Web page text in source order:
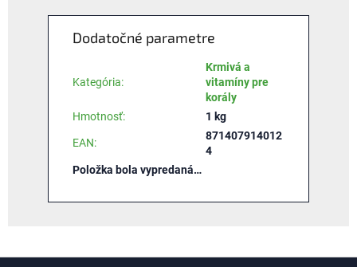
Dodatočné parametre
Kategória:
Krmivá a
vitamíny pre
korály
Hmotnosť: 1 kg
EAN:
871407914012
4
Položka bola vypredaná…